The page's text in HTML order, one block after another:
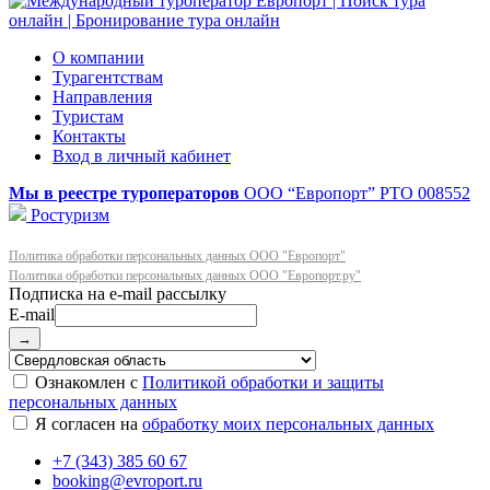
О компании
Турагентствам
Направления
Туристам
Контакты
Вход в личный кабинет
Мы в реестре туроператоров ООО “Европорт” РТО 008552
Ростуризм
Политика обработки персональных данных ООО "Европорт"
Политика обработки персональных данных ООО "Европорт.ру"
E-mail
→
Ознакомлен с Политикой обработки и защиты
персональных данных
Я согласен на обработку моих персональных данных
+7 (343) 385 60 67
booking@evroport.ru